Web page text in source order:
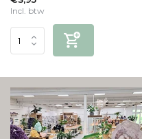
Incl. btw